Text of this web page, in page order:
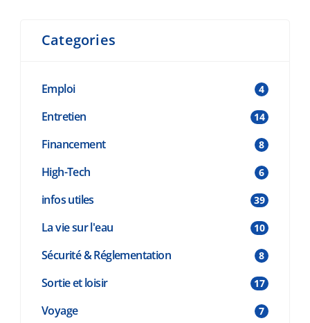
une plateforme spécialisée ? Notre […]
Categories
Emploi 4
Entretien 14
Financement 8
High-Tech 6
infos utiles 39
La vie sur l'eau 10
Sécurité & Réglementation 8
Sortie et loisir 17
Voyage 7